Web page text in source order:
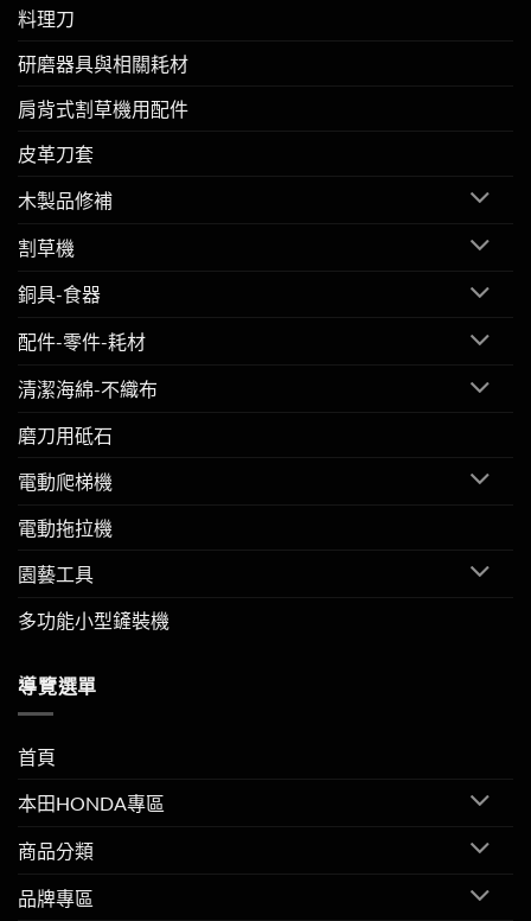
料理刀
研磨器具與相關耗材
肩背式割草機用配件
皮革刀套
木製品修補
割草機
銅具-食器
配件-零件-耗材
清潔海綿-不織布
磨刀用砥石
電動爬梯機
電動拖拉機
園藝工具
多功能小型鏟裝機
導覽選單
首頁
本田HONDA專區
商品分類
品牌專區